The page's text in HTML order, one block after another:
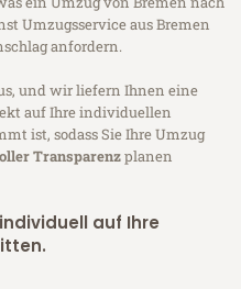
Umzugsservice aus Bremen
anfordern.
und wir liefern Ihnen eine
auf Ihre individuellen
ist, sodass Sie Ihre Umzug
Transparenzplanen
auf Ihre